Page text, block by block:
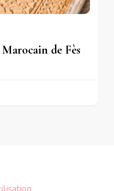
de Fès